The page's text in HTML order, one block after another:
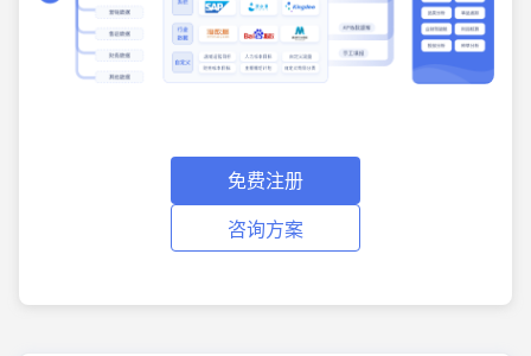
免费注册
咨询方案